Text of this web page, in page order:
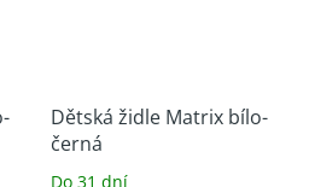
Dětská židle Matrix bílo-
černá
Do 31 dní